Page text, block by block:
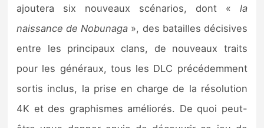
ajoutera six nouveaux scénarios, dont « la
naissance de Nobunaga », des batailles décisives
entre les principaux clans, de nouveaux traits
pour les généraux, tous les DLC précédemment
sortis inclus, la prise en charge de la résolution
4K et des graphismes améliorés. De quoi peut-